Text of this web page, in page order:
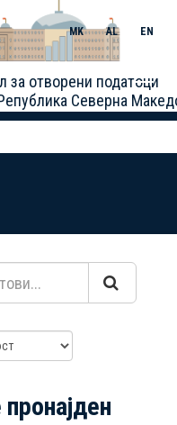
за отворени податоци
Северна
MK AL EN
Toggle